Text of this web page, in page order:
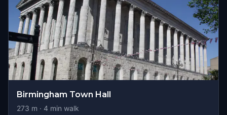
Birmingham Town Hall
273 m · 4 min walk